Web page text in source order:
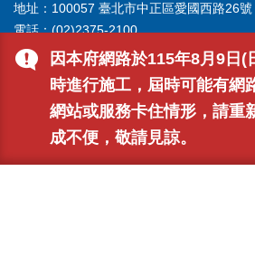
因本府網路於115年8月9日(
時進行施工，屆時可能有網
網站或服務卡住情形，請重
成不便，敬請見諒。
地址：100057 臺北市中正區愛國西路26號
電話：(02)2375-2100
聯合服務中心服務時間：星期一至星期五
（中午不休息）
內勤單位服務時間：星期一至星期五上午
版權所有 © 臺北市政府警察局交通警察
1024*768